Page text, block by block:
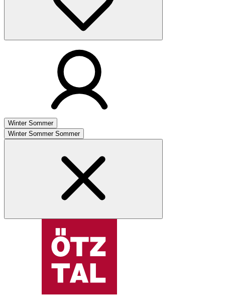
Winter Sommer
Winter Sommer Sommer